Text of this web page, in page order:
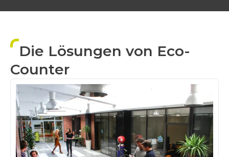
Die Lösungen von Eco-
Counter